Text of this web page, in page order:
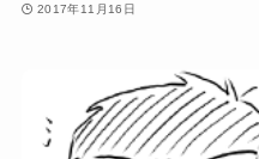
2017年11月16日